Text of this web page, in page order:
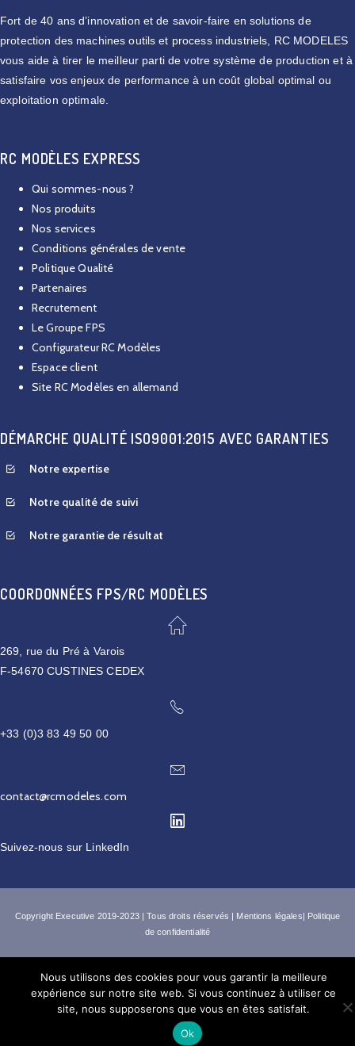
Fort de 40 ans d’innovation et de savoir-faire en solutions de
protection des machines outils et process industriels, RC MODELES
vous aide à tirer le meilleur parti de votre système de production et à
satisfaire vos enjeux de performance à un coût global optimal ou
exploitation optimale.
RC MODÈLES EXPRESS
Qui sommes-nous ?
Nos produits
Nos services
Conditions générales de vente
Politique Qualité
Partenaires
Recrutement
Le Groupe FPS
Configurateur RC Modèles
Espace client
Site RC Modèles en allemand
DÉMARCHE QUALITÉ ISO9001:2015 AVEC GARANTIES
Notre expertise
Notre qualité de suivi
Notre garantie de résultat
COORDONNÉES FPS/RC MODÈLES
269, rue du Pré à Varois
F-54670 CUSTINES CEDEX
+33 (0)3 83 49 50 00
contact@rcmodeles.com
Suivez-nous sur LinkedIn
Copyright Executive 2019-2023| Tous droits réservés | Mentions légales| Politique
de confidentialité
Nous utilisons des cookies pour vous garantir la meilleure
expérience sur notre site web. Si vous continuez à utiliser ce
site, nous supposerons que vous en êtes satisfait.
Ok